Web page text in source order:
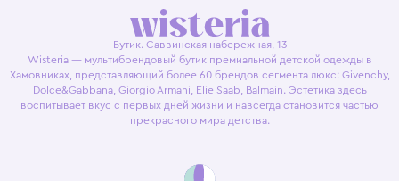
Бутик. Саввинская набережная, 13
Wisteria — мультибрендовый бутик премиальной детской одежды в
Хамовниках, представляющий более 60 брендов сегмента люкс: Givenchy,
Dolce&Gabbana, Giorgio Armani, Elie Saab, Balmain. Эстетика здесь
воспитывает вкус с первых дней жизни и навсегда становится частью
прекрасного мира детства.